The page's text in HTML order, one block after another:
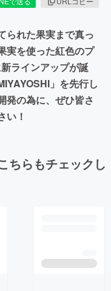
られた果実まで真っ
実を使った紅色のプ
ラインアップが誕
」を先行し
発の為に、ぜひ皆さ
い！
ちらもチェックし